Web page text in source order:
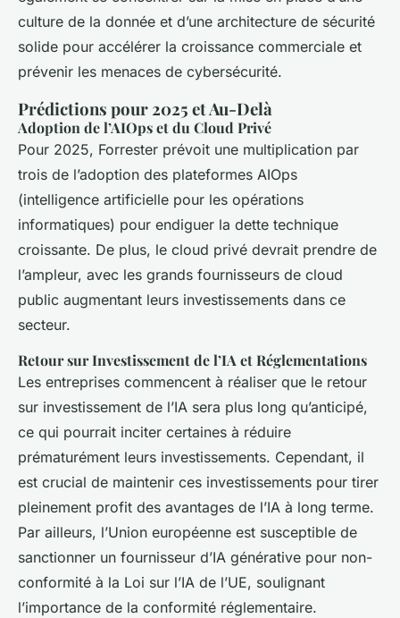
culture de la donnée et d’une architecture de sécurité
solide pour accélérer la croissance commerciale et
prévenir les menaces de cybersécurité.
Prédictions pour 2025 et Au-Delà
Adoption de l’AIOps et du Cloud Privé
Pour 2025, Forrester prévoit une multiplication par
trois de l’adoption des plateformes AIOps
(intelligence artificielle pour les opérations
informatiques) pour endiguer la dette technique
croissante. De plus, le cloud privé devrait prendre de
l’ampleur, avec les grands fournisseurs de cloud
public augmentant leurs investissements dans ce
secteur.
Retour sur Investissement de l’IA et Réglementations
Les entreprises commencent à réaliser que le retour
sur investissement de l’IA sera plus long qu’anticipé,
ce qui pourrait inciter certaines à réduire
prématurément leurs investissements. Cependant, il
est crucial de maintenir ces investissements pour tirer
pleinement profit des avantages de l’IA à long terme.
Par ailleurs, l’Union européenne est susceptible de
sanctionner un fournisseur d’IA générative pour non-
conformité à la Loi sur l’IA de l’UE, soulignant
l’importance de la conformité réglementaire.